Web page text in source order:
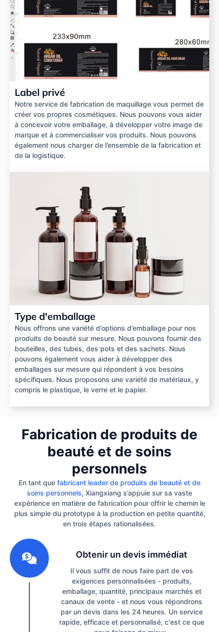
Label privé
Notre service de fabrication de maquillage vous permet de
créer vos propres cosmétiques. Nous pouvons vous aider
à concevoir votre emballage, à développer votre image de
marque et à commercialiser vos produits. Nous pouvons
également nous charger de l’ensemble de la fabrication et
de la logistique.
Type d'emballage
Nous offrons une variété d’options d’emballage pour nos
produits de beauté sur mesure. Nous pouvons fournir des
bouteilles, des tubes, des pots et des sachets. Nous
pouvons également vous aider à développer des
emballages sur mesure qui répondent à vos besoins
spécifiques. Nous proposons une variété de matériaux, y
compris le plastique, le verre et le papier.
Fabrication de produits de
beauté et de soins
personnels
En tant que fabricant leader de produits de beauté et de
soins personnels, Xiangxiang s’appuie sur sa vaste
expérience en matière de fabrication pour offrir le chemin le
plus simple du prototype à la production en petite quantité,
en trois étapes rationalisées.
Obtenir un devis immédiat
Il vous suffit de nous faire part de vos
exigences personnalisées - produits,
emballage, quantité, principaux marchés et
canaux de vente - et nous vous répondrons
par un devis dans les 24 heures. Un service
rapide, efficace et personnalisé, c'est ce que